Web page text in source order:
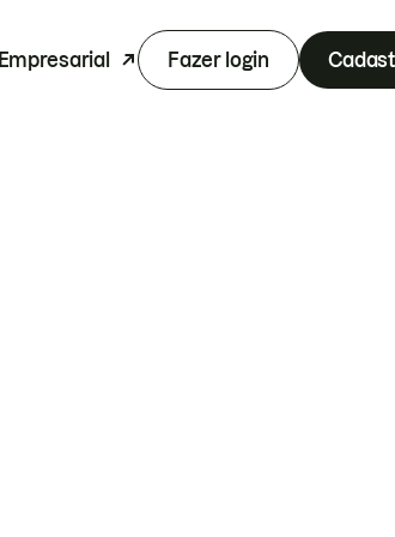
Empresarial Fazer login